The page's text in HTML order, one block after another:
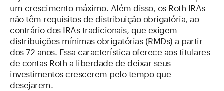
um crescimento máximo. Além disso, os Roth IRAs
não têm requisitos de distribuição obrigatória, ao
contrário dos IRAs tradicionais, que exigem
distribuições mínimas obrigatórias (RMDs) a partir
dos 72 anos. Essa característica oferece aos titulares
de contas Roth a liberdade de deixar seus
investimentos crescerem pelo tempo que
desejarem.